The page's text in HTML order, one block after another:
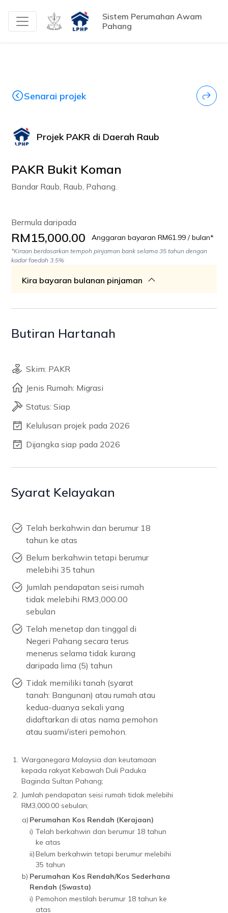
Sistem Perumahan Awam
Pahang
Senarai projek
Projek PAKR di Daerah Raub
PAKR Bukit Koman
Bandar Raub, Raub, Pahang.
Bermula daripada
RM15,000.00Anggaran bayaran RM61.99 / bulan*
*Kiraan berdasarkan tempoh pinjaman bank selama 35 tahun dengan
kadar faedah 3.5%
Kira bayaran bulanan pinjaman
Butiran Hartanah
Skim: PAKR
Jenis Rumah: Migrasi
Status: Siap
Kelulusan projek pada 2026
Dijangka siap pada 2026
Syarat Kelayakan
Telah berkahwin dan berumur 18
tahun ke atas
Belum berkahwin tetapi berumur
melebihi 35 tahun
Jumlah pendapatan seisi rumah
tidak melebihi RM3,000.00
sebulan
Telah menetap dan tinggal di
Negeri Pahang secara terus
menerus selama tidak kurang
daripada lima (5) tahun
Tidak memiliki tanah (syarat
tanah: Bangunan) atau rumah atau
kedua-duanya sekali yang
didaftarkan di atas nama pemohon
atau suami/isteri pemohon.
1. Warganegara Malaysia dan keutamaan
kepada rakyat Kebawah Duli Paduka
Baginda Sultan Pahang;
2. Jumlah pendapatan seisi rumah tidak melebihi
RM3,000.00 sebulan;
a) Perumahan Kos Rendah (Kerajaan)
i) Telah berkahwin dan berumur 18 tahun
ke atas
ii)Belum berkahwin tetapi berumur melebihi
35 tahun
b) Perumahan Kos Rendah/Kos Sederhana
Rendah (Swasta)
i) Pemohon mestilah berumur 18 tahun ke
atas